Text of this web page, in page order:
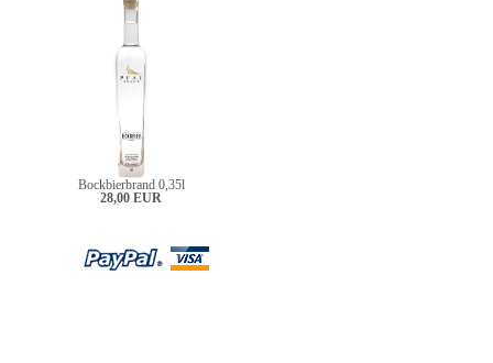
Bockbierbrand 0,35l
28,00 EUR